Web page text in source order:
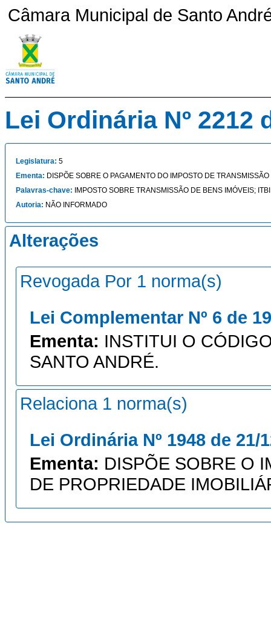
Câmara Municipal de Santo
Lei Ordinária Nº 2212
Legislatura: 5
Ementa: DISPÕE SOBRE O PAGAMENTO DO IMPOSTO DE
Palavras-chave: IMPOSTO SOBRE TRANSMISSÃO DE BENS IMÓVEIS; ITBI
Autoria: NÃO INFORMADO
Alterações
Revogada Por 1 norma(s)
Lei Complementar Nº 6 de
Ementa: INSTITUI O
SANTO ANDRÉ.
Relaciona 1 norma(s)
Lei Ordinária Nº 1948 de 21/
Ementa: DISPÕE SOBRE O
DE PROPRIEDADE